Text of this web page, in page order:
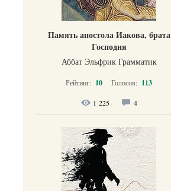
Память апостола Иакова, брата
Господня
Аббат Эльфрик Грамматик
Рейтинг: 10 Голосов: 113
1 225 4